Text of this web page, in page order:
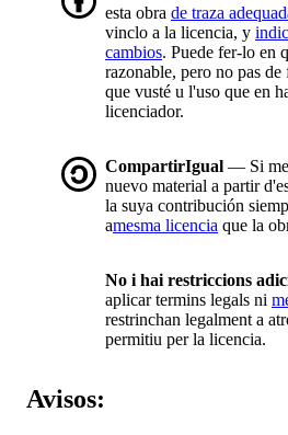
esta obra de traza
vinclo a la licencia, y
cambios. Puede fer-lo en
razonable, pero no pas
que vusté u l'uso que en
licenciador.
CompartirIgual — Si
nuevo material a partir
la suya contribución
amesma licencia que la
No i hai restriccions
aplicar termins legals ni
restrinchan legalment a
permitiu per la licencia.
Avisos: